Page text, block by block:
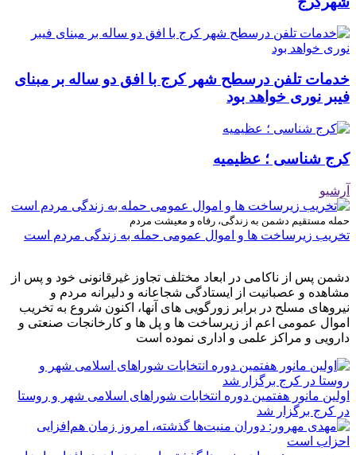
خدمات تلفن درسطح شهر کرج با افق دو ساله بر مبنای
فیبر نوری خواهد بود
کرج شناسی ؛ عظیمیه
آرشیو
حمله مستقیم دشمن به زندگی، رفاه و معیشت مردم
تخریب زیرساخت ها و اموال عمومی حمله به زندگی مردم است
دشمن پس از ناکامی در ابعاد مختلف تجاوز غیرقانونی خود و پس از
مشاهده و عصبانیت از ایستادگی شجاعانه و دلیرانه مردم و
نیروهای مسلح در برابر زورگویی های آنها، اکنون شروع به تخریب
اموال عمومی اعم از زیرساخت ها و پل ها و کارخانجات صنعتی و
دارویی و مراکز علمی و اداری نموده است
اولین مانور هفتمین دوره انتخابات شوراهای اسلامی شهر و روستا
در کرج برگزار شد